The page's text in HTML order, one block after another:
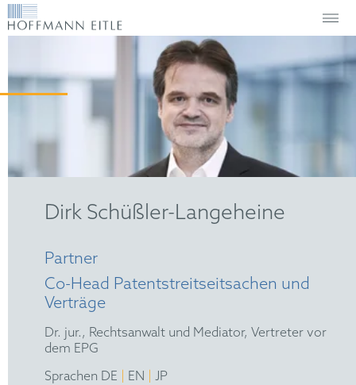
Dirk Schüßler-Langeheine
Partner
Co-Head Patentstreitseitsachen und
Verträge
Dr. jur., Rechtsanwalt und Mediator, Vertreter vor
dem EPG
Sprachen DE
EN
JP